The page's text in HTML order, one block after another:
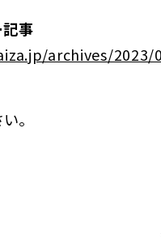
事
archives/2023/
。